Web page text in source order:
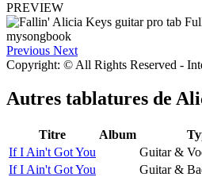
PREVIEW
Previous Next
Copyright: © All Rights Reserved -
Autres tablatures de
Titre Album
If I Ain't Got You
Guitar &
If I Ain't Got You
Guitar &